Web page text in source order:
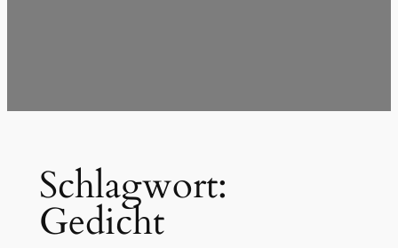
Schlagwort:
Gedicht